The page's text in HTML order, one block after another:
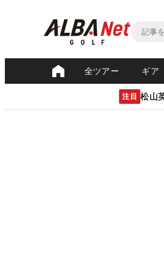
全ツアー ギア
注目 松山